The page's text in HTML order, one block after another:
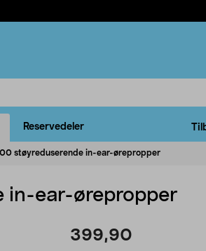
Reservedeler
støyreduserende in-ear-ørepropper
in-ear-ørepropper
399,90